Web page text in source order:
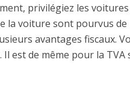
privilégiez les
la voiture sont pourvus
avantages fiscaux.
est de même pour la